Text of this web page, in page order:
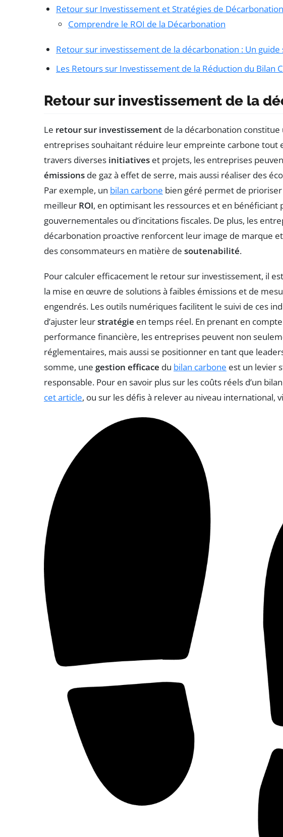
Retour sur Investissement et Stratégies de Décarbonation
Comprendre le ROI de la Décarbonation
Retour sur investissement de la décarbonation : Un
Les Retours sur Investissement de la Réduction du Bilan
Retour sur investissement de la
Le retour sur investissement de la décarbonation
entreprises souhaitant réduire leur empreinte carbone tout
travers diverses initiatives et projets, les entreprises
émissions de gaz à effet de serre, mais aussi réaliser des
Par exemple, un bilan carbone bien géré permet de
meilleur ROI, en optimisant les ressources et en
gouvernementales ou d’incitations fiscales. De plus, les
décarbonation proactive renforcent leur image de marque
des consommateurs en matière de soutenabilité.
Pour calculer efficacement le retour sur investissement, il
la mise en œuvre de solutions à faibles émissions et de
engendrés. Les outils numériques facilitent le suivi de ces
d’ajuster leurstratégie en temps réel. En prenant en
performance financière, les entreprises peuvent non
réglementaires, mais aussi se positionner en tant que
somme, une gestion efficace du bilan carbone est un levier
responsable. Pour en savoir plus sur les coûts réels d’un
cet article, ou sur les défis à relever au niveau international,